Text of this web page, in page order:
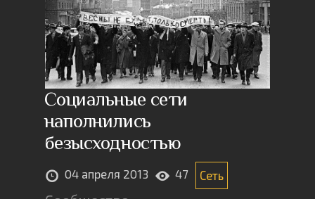
Социальные сети
наполнились
безысходностью
04 апреля 2013 47 Сеть